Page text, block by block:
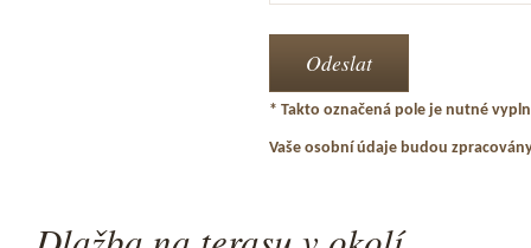
* Takto označená pole je nutné
Vaše osobní údaje budou